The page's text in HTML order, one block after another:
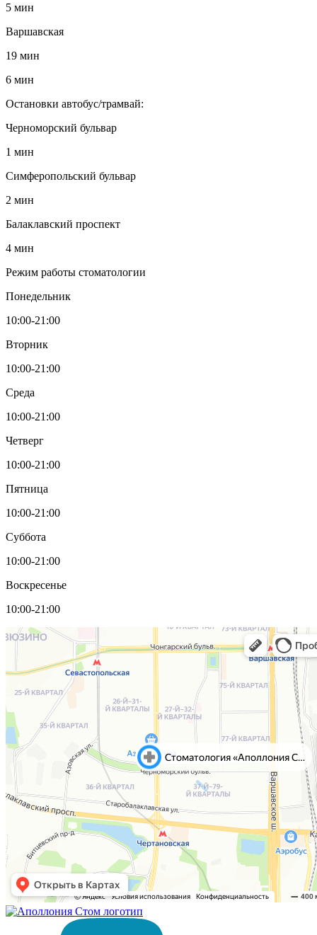
5 мин
Варшавская
19 мин
6 мин
Остановки автобус/трамвай:
Черноморский бульвар
1 мин
Симферопольский бульвар
2 мин
Балаклавский проспект
4 мин
Режим работы стоматологии
Понедельник
10:00-21:00
Вторник
10:00-21:00
Среда
10:00-21:00
Четверг
10:00-21:00
Пятница
10:00-21:00
Суббота
10:00-21:00
Воскресенье
10:00-21:00